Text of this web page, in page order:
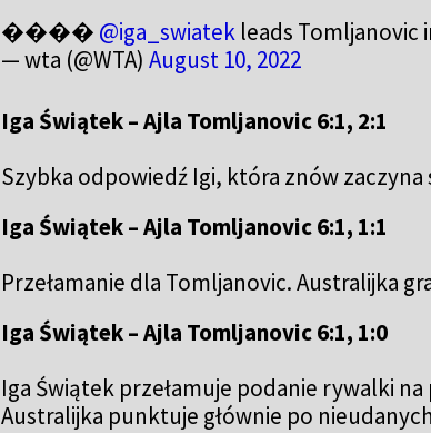
���� @iga_swiatek leads Tomljanovic
— wta (@WTA)August 10, 2022
Iga Świątek – Ajla Tomljanovic 6:1, 2:1
Szybka odpowiedź Igi, która znów
Iga Świątek – Ajla Tomljanovic 6:1, 1:1
Przełamanie dla Tomljanovic. Australijka
Iga Świątek – Ajla Tomljanovic 6:1, 1:0
Iga Świątek przełamuje podanie rywalki
Australijka punktuje głównie po